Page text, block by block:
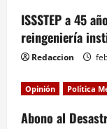
ISSSTEP a 45
reingeniería
Redaccion
Opinión Política
Abono al